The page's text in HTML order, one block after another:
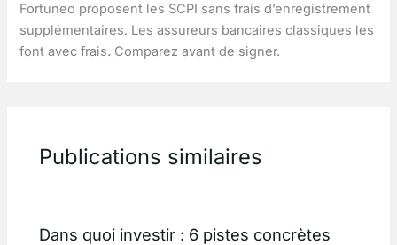
Fortuneo proposent les SCPI sans frais d’enregistrement
supplémentaires. Les assureurs bancaires classiques les
font avec frais. Comparez avant de signer.
Publications similaires
Dans quoi investir : 6 pistes concrètes